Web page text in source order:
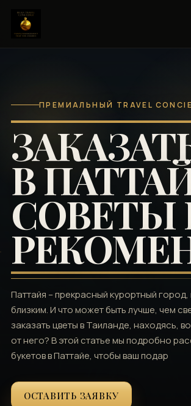
ПРЕМИАЛЬНЫЙ TRAVEL
В
СОВЕТЫ
Паттайя – прекрасный курортный
близким. И что может быть лучше‚ чем
заказать цветы в Таиланде‚ находясь‚
от него? В этой статье мы подробно
букетов в Паттайе‚ чтобы ваш подар
ОСТАВИТЬ ЗАЯВКУ